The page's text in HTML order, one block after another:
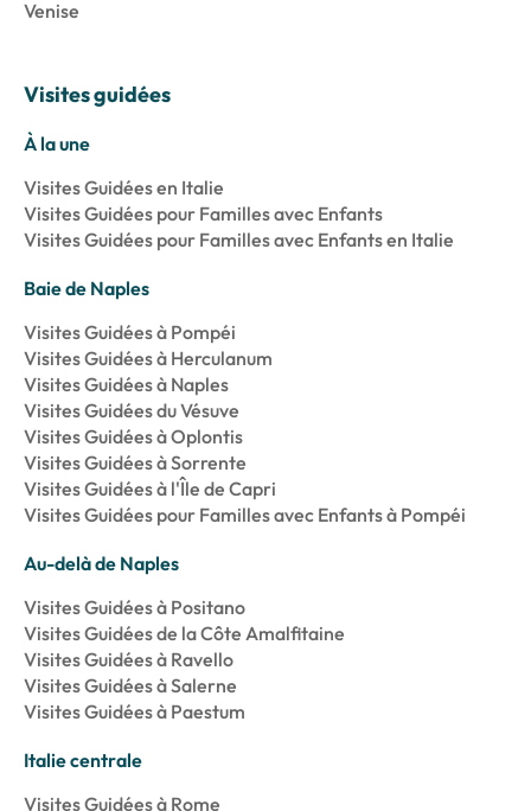
Venise
Visites guidées
À la une
Visites Guidées en Italie
Visites Guidées pour Familles avec Enfants
Visites Guidées pour Familles avec Enfants en Italie
Baie de Naples
Visites Guidées à Pompéi
Visites Guidées à Herculanum
Visites Guidées à Naples
Visites Guidées du Vésuve
Visites Guidées à Oplontis
Visites Guidées à Sorrente
Visites Guidées à l'Île de Capri
Visites Guidées pour Familles avec Enfants à Pompéi
Au-delà de Naples
Visites Guidées à Positano
Visites Guidées de la Côte Amalfitaine
Visites Guidées à Ravello
Visites Guidées à Salerne
Visites Guidées à Paestum
Italie centrale
Visites Guidées à Rome